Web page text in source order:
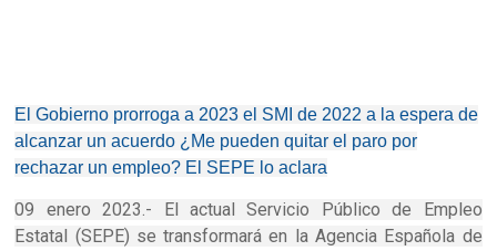
El Gobierno prorroga a 2023 el SMI de 2022 a la espera de
alcanzar un acuerdo ¿Me pueden quitar el paro por
rechazar un empleo? El SEPE lo aclara
09 enero 2023.- El actual Servicio Público de Empleo
Estatal (SEPE) se transformará en la Agencia Española de